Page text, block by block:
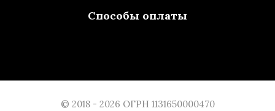
Способы оплаты
© 2018 - 2026 ОГРН 1131650000470